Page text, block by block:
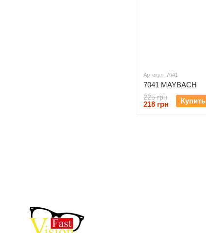
Артикул: 7041
7041 MAYBACH
225 грн
218 грн Купить